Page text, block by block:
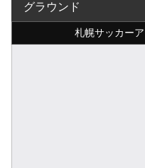
グラウンド
札幌サッカー